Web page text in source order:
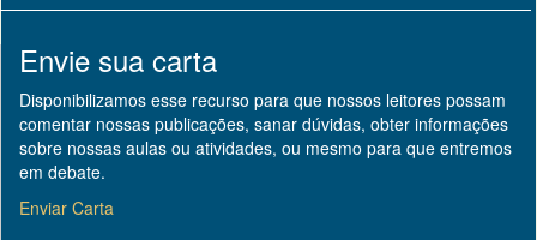
Envie sua carta
Disponibilizamos esse recurso para que nossos leitores possam
comentar nossas publicações, sanar dúvidas, obter informações
sobre nossas aulas ou atividades, ou mesmo para que entremos
em debate.
Enviar Carta